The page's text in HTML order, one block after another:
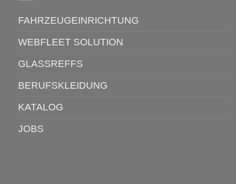
FAHRZEUGEINRICHTUNG
WEBFLEET SOLUTION
GLASSREFFS
BERUFSKLEIDUNG
KATALOG
JOBS